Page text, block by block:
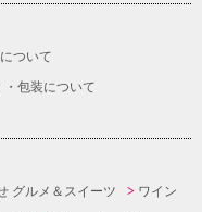
ついて
包装について
グルメ＆スイーツ
ワイン